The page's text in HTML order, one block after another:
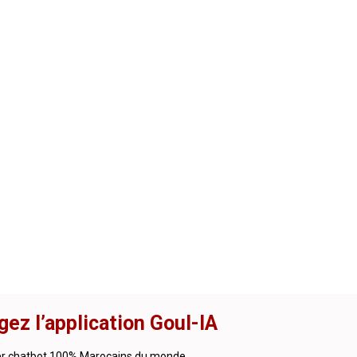
l’application Goul-IA